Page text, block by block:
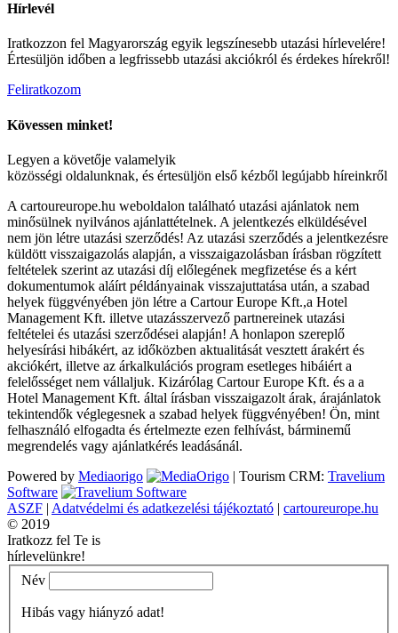
Hírlevél
Iratkozzon fel Magyarország egyik legszínesebb utazási hírlevelére!
Értesüljön időben a legfrissebb utazási akciókról és érdekes hírekről!
Feliratkozom
Kövessen minket!
Legyen a követője valamelyik
közösségi oldalunknak, és értesüljön első kézből legújabb híreinkről
A cartoureurope.hu weboldalon található utazási ajánlatok nem
minősülnek nyilvános ajánlattételnek. A jelentkezés elküldésével
nem jön létre utazási szerződés! Az utazási szerződés a jelentkezésre
küldött visszaigazolás alapján, a visszaigazolásban írásban rögzített
feltételek szerint az utazási díj előlegének megfizetése és a kért
dokumentumok aláírt példányainak visszajuttatása után, a szabad
helyek függvényében jön létre a Cartour Europe Kft.,a Hotel
Management Kft. illetve utazásszervező partnereinek utazási
feltételei és utazási szerződései alapján! A honlapon szereplő
helyesírási hibákért, az időközben aktualitását vesztett árakért és
akciókért, illetve az árkalkulációs program esetleges hibáiért a
felelősséget nem vállaljuk. Kizárólag Cartour Europe Kft. és a a
Hotel Management Kft. által írásban visszaigazolt árak, árajánlatok
tekintendők véglegesnek a szabad helyek függvényében! Ön, mint
felhasználó elfogadta és értelmezte ezen felhívást, bárminemű
megrendelés vagy ajánlatkérés leadásánál.
Powered by Mediaorigo | Tourism CRM: Travelium
Software
ASZF | Adatvédelmi és adatkezelési tájékoztató | cartoureurope.hu
© 2019
Iratkozz fel Te is
hírlevelünkre!
Név
Hibás vagy hiányzó adat!